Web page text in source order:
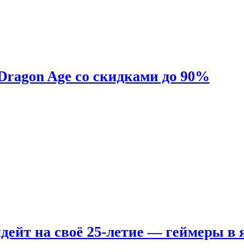
Age со скидками до 90%
на своё 25-летие — геймеры в